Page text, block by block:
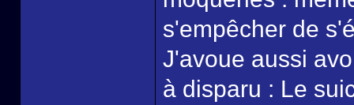
s'empêcher de
J'avoue aussi
à disparu : Le